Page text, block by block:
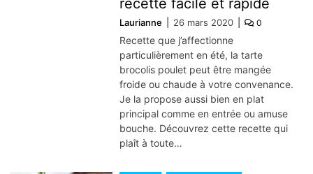
Laurianne 26 mars 2020 0
Recette que j’affectionne
particulièrement en été, la tarte
brocolis poulet peut être mangée
froide ou chaude à votre convenance.
Je la propose aussi bien en plat
principal comme en entrée ou amuse
bouche. Découvrez cette recette qui
plaît à toute…